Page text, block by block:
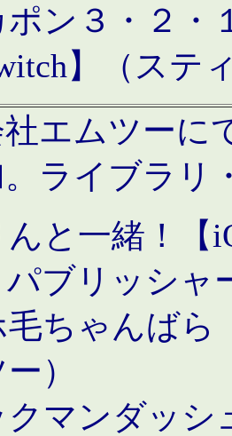
ポン３・２
】（ステ
エムツーに
ライブラリ
と一緒！【
パブリッシャ
毛ちゃんばら
）
マンダッシ